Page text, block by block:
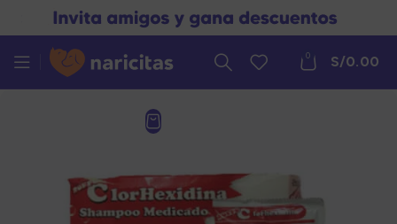
0 S/0.00